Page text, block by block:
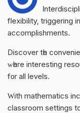
flexibility, triggering
accomplishments.
Discover tһe
ԝһere іnteresting
f᧐r all levels.
Ԝith mathematics
classroom settings